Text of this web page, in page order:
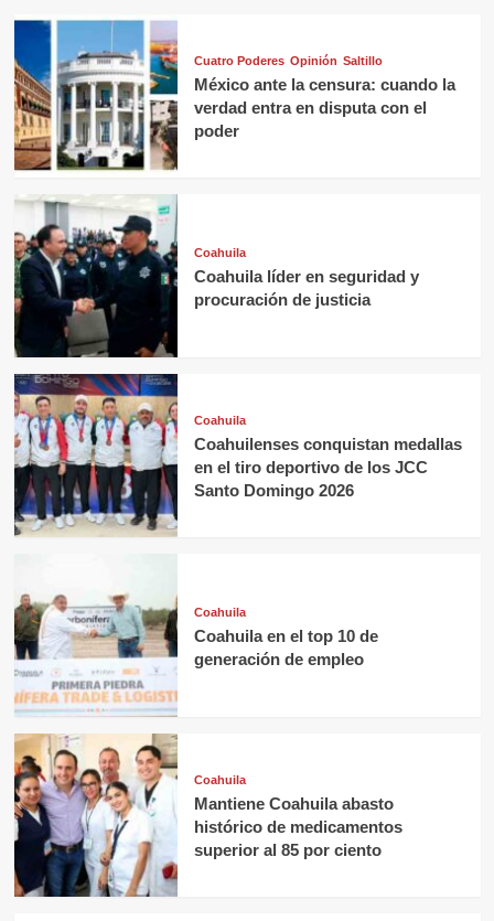
Cuatro Poderes Opinión Saltillo
México ante la censura: cuando la
verdad entra en disputa con el
poder
Coahuila
Coahuila líder en seguridad y
procuración de justicia
Coahuila
Coahuilenses conquistan medallas
en el tiro deportivo de los JCC
Santo Domingo 2026
Coahuila
Coahuila en el top 10 de
generación de empleo
Coahuila
Mantiene Coahuila abasto
histórico de medicamentos
superior al 85 por ciento